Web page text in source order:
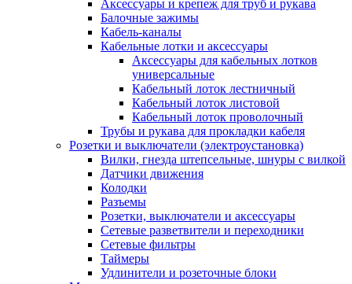
Аксессуары и крепеж для труб и рукава
Балочные зажимы
Кабель-каналы
Кабельные лотки и аксессуары
Аксессуары для кабельных лотков
универсальные
Кабельный лоток лестничный
Кабельный лоток листовой
Кабельный лоток проволочный
Трубы и рукава для прокладки кабеля
Розетки и выключатели (электроустановка)
Вилки, гнезда штепсельные, шнуры с вилкой
Датчики движения
Колодки
Разъемы
Розетки, выключатели и аксессуары
Сетевые разветвители и переходники
Сетевые фильтры
Таймеры
Удлинители и розеточные блоки